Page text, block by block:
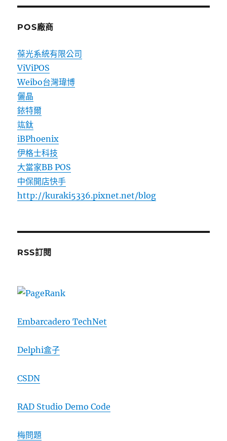
POS廠商
葆光系統有限公司
ViViPOS
Weibo台灣瑋博
儷晶
銥特爾
竑鈦
iBPhoenix
伊格士科技
大當家BB POS
中保開店快手
http://kuraki5336.pixnet.net/blog
RSS訂閱
Embarcadero TechNet
Delphi盒子
CSDN
RAD Studio Demo Code
梅問題